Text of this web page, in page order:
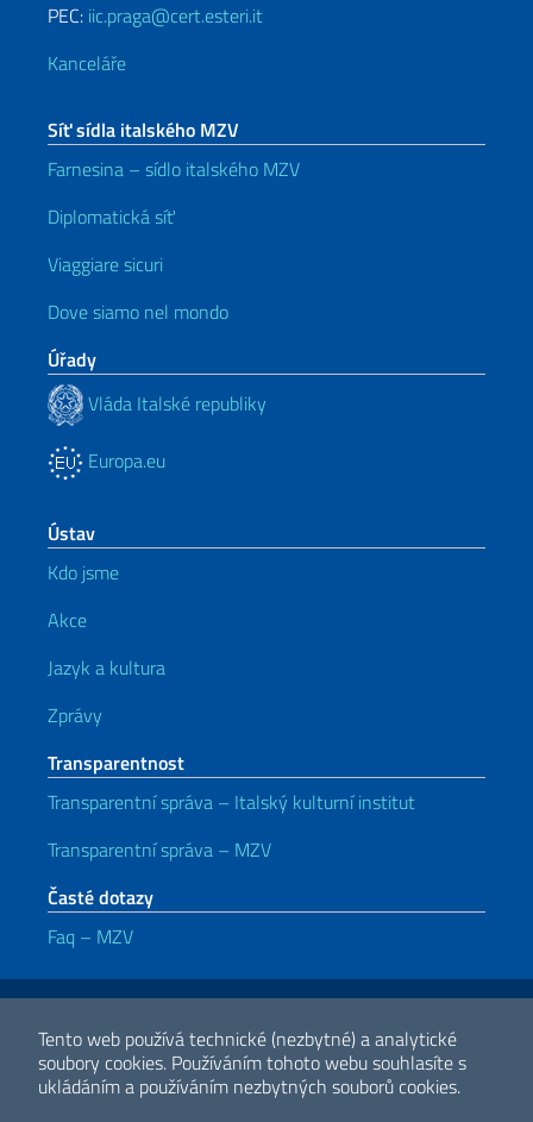
Tento web používá technické (nezbytné) a analytické
soubory cookies. Používáním tohoto webu souhlasíte s
ukládáním a používáním nezbytných souborů cookies.
PEC: iic.praga@cert.esteri.it
Kanceláře
Síť sídla italského MZV
Farnesina – sídlo italského MZV
Diplomatická síť
Viaggiare sicuri
Dove siamo nel mondo
Úřady
Vláda Italské republiky
Europa.eu
Ústav
Kdo jsme
Akce
Jazyk a kultura
Zprávy
Transparentnost
Transparentní správa – Italský kulturní institut
Transparentní správa – MZV
Časté dotazy
Faq – MZV
Užitečné odkazy